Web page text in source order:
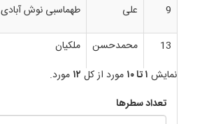
9 علی طهماسبی نوش آبادی
13 محمدحسن ملکیان
نمایش ۱ تا ۱۰ مورد از کل ۱۲ مورد.
تعداد سطرها